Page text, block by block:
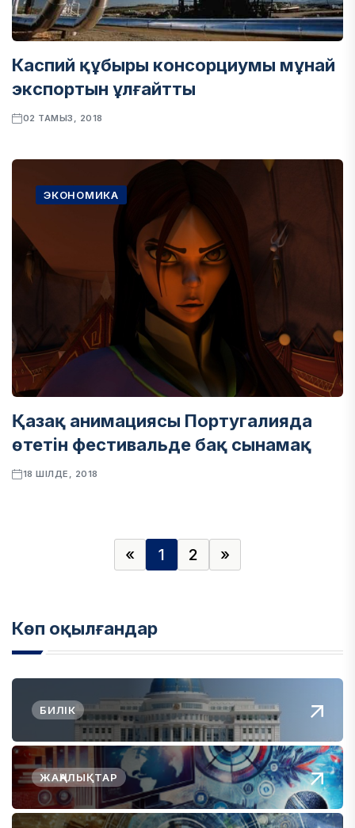
Каспий құбыры консорциумы мұнай
экспортын ұлғайтты
02 ТАМЫЗ, 2018
ЭКОНОМИКА
Қазақ анимациясы Португалияда
өтетін фестивальде бақ сынамақ
18 ШІЛДЕ, 2018
« 1 2 »
Көп оқылғандар
БИЛІК
ЖАҢАЛЫҚТАР